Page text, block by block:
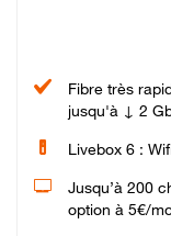
Fibre très
jusqu'à ↓ 2
Livebox 6 :
Jusqu’à 200
option à 5€/